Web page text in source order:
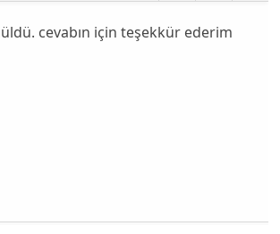
cevabın için teşekkür ederim